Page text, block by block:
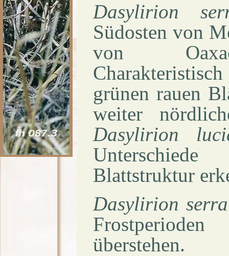
Dasylirion
Südosten von
von
grünen rauen
weiter
Dasylirion
Blattstruktur
Dasylirion
überstehen.